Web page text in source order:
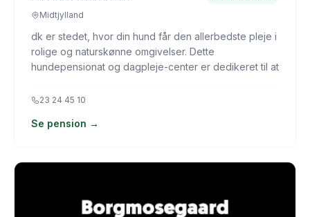
Midtjylland
dk er stedet, hvor din hund får den allerbedste pleje i
rolige og naturskønne omgivelser. Dette
hundepensionat og dagpleje-center er dedikeret til at
23 24 45 10
Se pension →